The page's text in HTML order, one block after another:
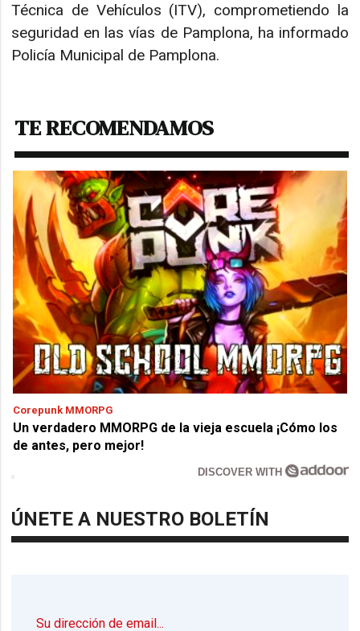
Técnica de Vehículos (ITV), comprometiendo la
seguridad en las vías de Pamplona, ha informado
Policía Municipal de Pamplona.
TE RECOMENDAMOS
Corepunk MMORPG
Un verdadero MMORPG de la vieja escuela ¡Cómo los
de antes, pero mejor!
DISCOVER WITH
ÚNETE A NUESTRO BOLETÍN